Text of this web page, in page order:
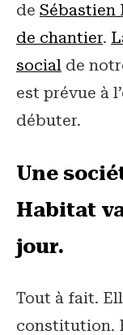
de Sébastien
de chantier.
social de
est prévue à
débuter.
Une
Habitat
jour.
Tout à fait.
constitution.